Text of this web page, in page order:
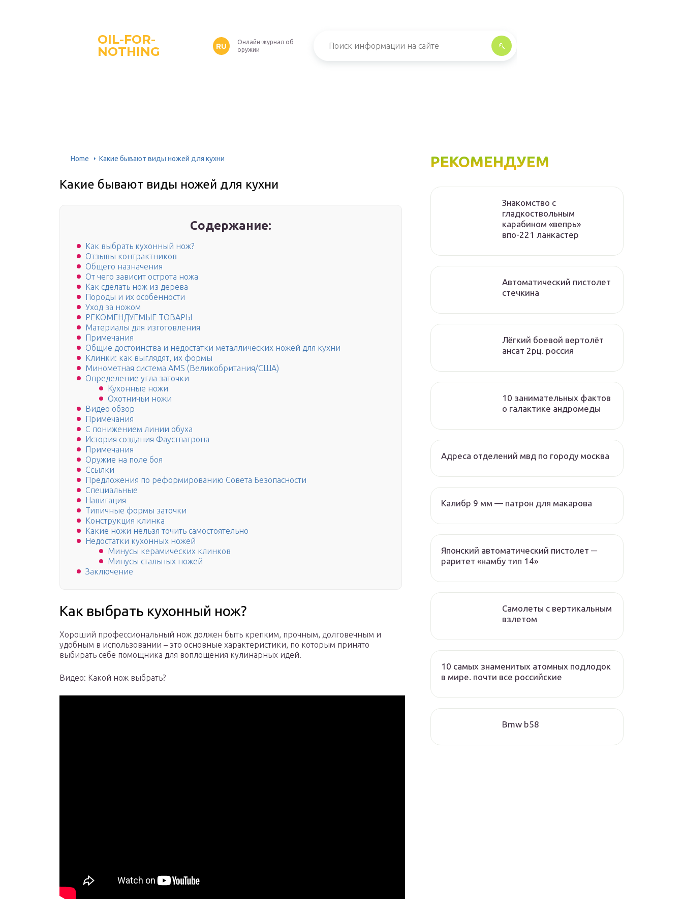
OIL-FOR-
NOTHING
RU
Онлайн-журнал об
оружии
Home Какие бывают виды ножей для кухни
Какие бывают виды ножей для кухни
Содержание:
Как выбрать кухонный нож?
Отзывы контрактников
Общего назначения
От чего зависит острота ножа
Как сделать нож из дерева
Породы и их особенности
Уход за ножом
РЕКОМЕНДУЕМЫЕ ТОВАРЫ
Материалы для изготовления
Примечания
Общие достоинства и недостатки металлических ножей для кухни
Клинки: как выглядят, их формы
Минометная система AMS (Великобритания/США)
Определение угла заточки
Кухонные ножи
Охотничьи ножи
Видео обзор
Примечания
С понижением линии обуха
История создания Фаустпатрона
Примечания
Оружие на поле боя
Ссылки
Предложения по реформированию Совета Безопасности
Специальные
Навигация
Типичные формы заточки
Конструкция клинка
Какие ножи нельзя точить самостоятельно
Недостатки кухонных ножей
Минусы керамических клинков
Минусы стальных ножей
Заключение
Как выбрать кухонный нож?
Хороший профессиональный нож должен быть крепким, прочным, долговечным и
удобным в использовании – это основные характеристики, по которым принято
выбирать себе помощника для воплощения кулинарных идей.
Видео: Какой нож выбрать?
РЕКОМЕНДУЕМ
Знакомство с
гладкоствольным
карабином «вепрь»
впо-221 ланкастер
Автоматический пистолет
стечкина
Лёгкий боевой вертолёт
ансат 2рц. россия
10 занимательных фактов
о галактике андромеды
Адреса отделений мвд по городу москва
Калибр 9 мм — патрон для макарова
Японский автоматический пистолет ─
раритет «намбу тип 14»
Самолеты с вертикальным
взлетом
10 самых знаменитых атомных подлодок
в мире. почти все российские
Bmw b58